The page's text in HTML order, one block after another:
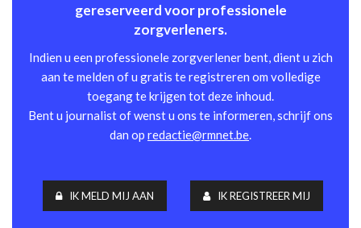
gereserveerd voor professionele
zorgverleners.
Indien u een professionele zorgverlener bent, dient u zich
aan te melden of u gratis te registreren om volledige
toegang te krijgen tot deze inhoud.
Bent u journalist of wenst u ons te informeren, schrijf ons
dan op redactie@rmnet.be.
IK MELD MIJ AAN IK REGISTREER MIJ